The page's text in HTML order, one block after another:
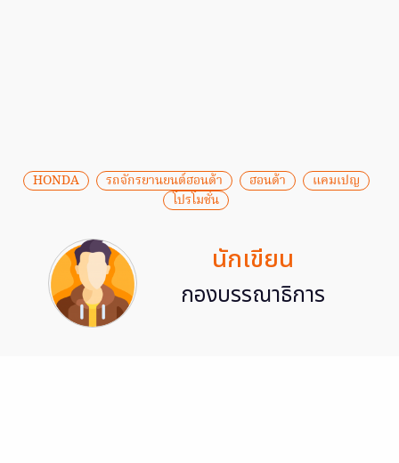
HONDA รถจักรยานยนต์ฮอนด้า ฮอนด้า
แคมเปญ
โปรโมชั่น
นักเขียน
กองบรรณาธิการ